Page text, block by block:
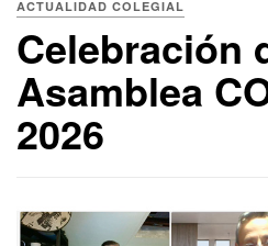
ACTUALIDAD COLEGIAL
Celebración
Asamblea
2026